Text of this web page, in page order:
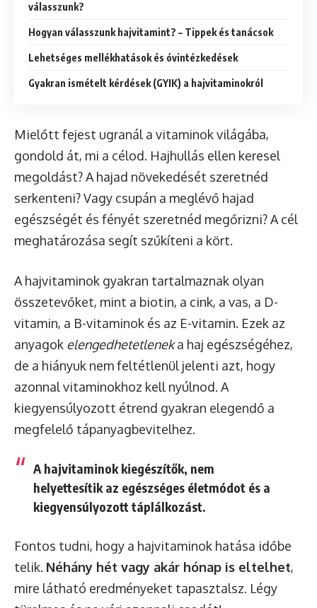
válasszunk?
Hogyan válasszunk hajvitamint? – Tippek és tanácsok
Lehetséges mellékhatások és óvintézkedések
Gyakran ismételt kérdések (GYIK) a hajvitaminokról
Mielőtt fejest ugranál a vitaminok világába,
gondold át, mi a célod. Hajhullás ellen keresel
megoldást? A hajad növekedését szeretnéd
serkenteni? Vagy csupán a meglévő hajad
egészségét és fényét szeretnéd megőrizni? A cél
meghatározása segít szűkíteni a kört.
A hajvitaminok gyakran tartalmaznak olyan
összetevőket, mint a biotin, a cink, a vas, a D-
vitamin, a B-vitaminok és az E-vitamin. Ezek az
anyagok elengedhetetleneka haj egészségéhez,
de a hiányuk nem feltétlenül jelenti azt, hogy
azonnal vitaminokhoz kell nyúlnod. A
kiegyensúlyozott étrend gyakran elegendő a
megfelelő tápanyagbevitelhez.
A hajvitaminok kiegészítők, nem
helyettesítik az egészséges életmódot és a
kiegyensúlyozott táplálkozást.
Fontos tudni, hogy a hajvitaminok hatása időbe
telik. Néhány hét vagy akár hónap is eltelhet,
mire látható eredményeket tapasztalsz. Légy